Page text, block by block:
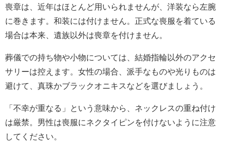
喪章は、近年はほとんど用いられませんが、洋装なら左腕
に巻きます。和装には付けません。正式な喪服を着ている
場合は本来、遺族以外は喪章を付けません。
葬儀での持ち物や小物については、結婚指輪以外のアクセ
サリーは控えます。女性の場合、派手なものや光りものは
避けて、真珠かブラックオニキスなどを選びましょう。
「不幸が重なる」という意味から、ネックレスの重ね付け
は厳禁。男性は喪服にネクタイピンを付けないように注意
してください。